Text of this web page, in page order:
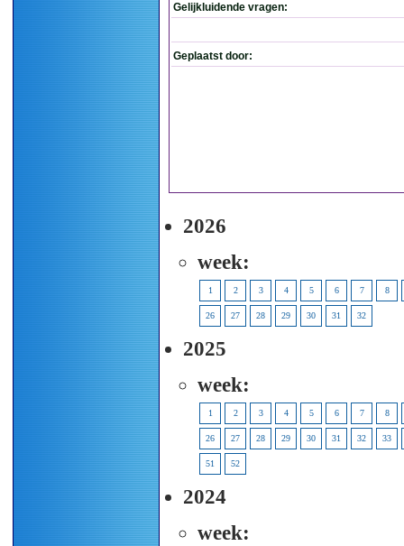
Gelijkluidende vragen:
Geplaatst door:
2026
week:
1 2 3 4 5 6 7 8
26 27 28 29 30 31 32
2025
week:
1 2 3 4 5 6 7 8
26 27 28 29 30 31 32 33
51 52
2024
week: